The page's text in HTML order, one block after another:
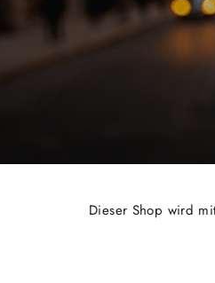
Dieser Shop wird